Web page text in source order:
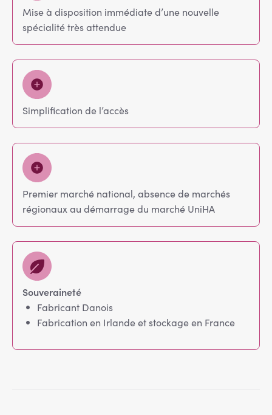
Mise à disposition immédiate d’une nouvelle
spécialité très attendue
Simplification de l’accès
Premier marché national, absence de marchés
régionaux au démarrage du marché UniHA
Souveraineté
Fabricant Danois
Fabrication en Irlande et stockage en France